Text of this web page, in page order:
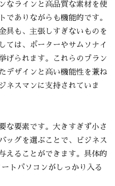
なラインと高品質な素材を使
でありながらも機能的です。
具も、主張しすぎないものを
ては、ポーターやサムソナイ
げられます。これらのブラン
デザインと高い機能性を兼ね
ネスマンに支持されていま
な要素です。大きすぎず小さ
ッグを選ぶことで、ビジネス
えることができます。具体的
トパソコンがしっかり入る